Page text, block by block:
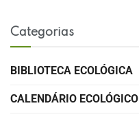
Categorias
BIBLIOTECA ECOLÓGICA
CALENDÁRIO ECOLÓGICO